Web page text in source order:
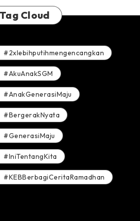
Tag Cloud
#2xlebihputihmengencangkan
#AkuAnakSGM
#AnakGenerasiMaju
#BergerakNyata
#GenerasiMaju
#IniTentangKita
#KEBBerbagiCeritaRamadhan